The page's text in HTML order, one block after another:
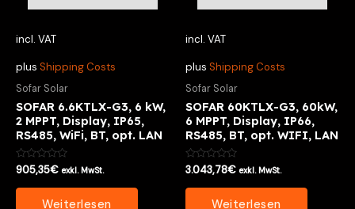
incl. VAT
plus Shipping Costs
Sofar Solar
SOFAR 6.6KTLX-G3, 6 kW,
2 MPPT, Display, IP65,
RS485, WiFi, BT, opt. LAN
Bewertet
0
905,35€ exkl. MwSt.
Weiterlesen
incl. VAT
plus Shipping Costs
Sofar Solar
SOFAR 60KTLX-G3, 60kW,
6 MPPT, Display, IP66,
RS485, BT, opt. WIFI, LAN
Bewertet
0
3.043,78€ exkl. MwSt.
Weiterlesen